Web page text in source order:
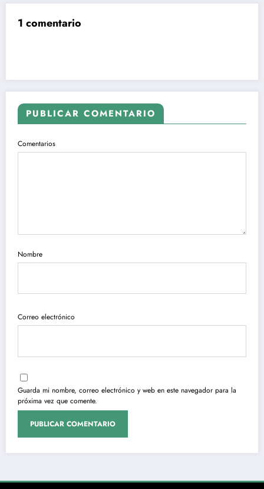
1 comentario
PUBLICAR COMENTARIO
Comentarios
Nombre
Correo electrónico
Guarda mi nombre, correo electrónico y web en este navegador para la
próxima vez que comente.